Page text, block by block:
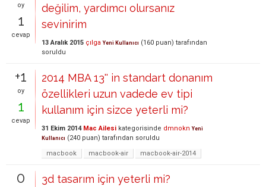
oy
1
cevap
değilim, yardımcı olursanız
sevinirim
13 Aralık 2015 çılga Yeni Kullanıcı (160 puan) tarafından
soruldu
+1
oy
1
cevap
2014 MBA 13'' in standart donanım
özellikleri uzun vadede ev tipi
kullanım için sizce yeterli mi?
31 Ekim 2014 Mac Ailesi kategorisinde dmnokn Yeni
Kullanıcı (240 puan) tarafından soruldu
macbook
macbook-air macbook-air-2014
0
3d tasarım için yeterli mi?